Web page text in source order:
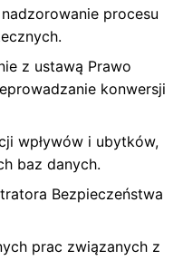
procesu
z ustawą Prawo
konwersji
wpływów i ubytków,
baz danych.
Bezpieczeństwa
prac związanych z